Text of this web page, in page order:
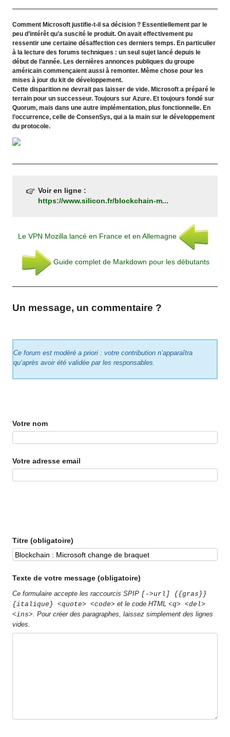
Comment Microsoft justifie-t-il sa décision ? Essentiellement par le
peu d’intérêt qu’a suscité le produit. On avait effectivement pu
ressentir une certaine désaffection ces derniers temps. En particulier
à la lecture des forums techniques : un seul sujet lancé depuis le
début de l’année. Les dernières annonces publiques du groupe
américain commençaient aussi à remonter. Même chose pour les
mises à jour du kit de développement.
Cette disparition ne devrait pas laisser de vide. Microsoft a préparé le
terrain pour un successeur. Toujours sur Azure. Et toujours fondé sur
Quorum, mais dans une autre implémentation, plus fonctionnelle. En
l’occurrence, celle de ConsenSys, qui a la main sur le développement
du protocole.
Voir en ligne :
https://www.silicon.fr/blockchain-m...
Le VPN Mozilla lancé en France et en Allemagne
Guide complet de Markdown pour les débutants
Un message, un commentaire ?
Ce forum est modéré a priori : votre contribution n’apparaîtra
qu’après avoir été validée par les responsables.
Votre nom
Votre adresse email
Titre (obligatoire)
Texte de votre message (obligatoire)
Ce formulaire accepte les raccourcis SPIP [->url] {{gras}}
{italique} <quote> <code> et le code HTML<q> <del>
<ins>. Pour créer des paragraphes, laissez simplement des lignes
vides.